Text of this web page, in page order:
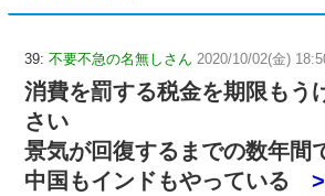
39: 不要不急の名無しさん 2020/10/02(金)
消費を罰する税金を期限もう
さい
景気が回復するまでの数年間
中国もインドもやっている